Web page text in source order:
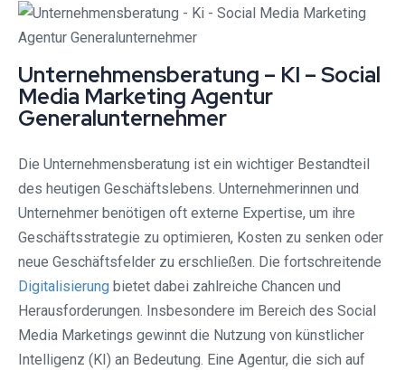
Unternehmensberatung – KI – Social
Media Marketing Agentur
Generalunternehmer
Die Unternehmensberatung ist ein wichtiger Bestandteil
des heutigen Geschäftslebens. Unternehmerinnen und
Unternehmer benötigen oft externe Expertise, um ihre
Geschäftsstrategie zu optimieren, Kosten zu senken oder
neue Geschäftsfelder zu erschließen. Die fortschreitende
Digitalisierung bietet dabei zahlreiche Chancen und
Herausforderungen. Insbesondere im Bereich des Social
Media Marketings gewinnt die Nutzung von künstlicher
Intelligenz (KI) an Bedeutung. Eine Agentur, die sich auf